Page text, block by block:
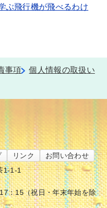
飛行機が飛べるわけ
事項
個人情報の取扱い
リンク
お問い合わせ
1-1-1
：15（祝日・年末年始を除